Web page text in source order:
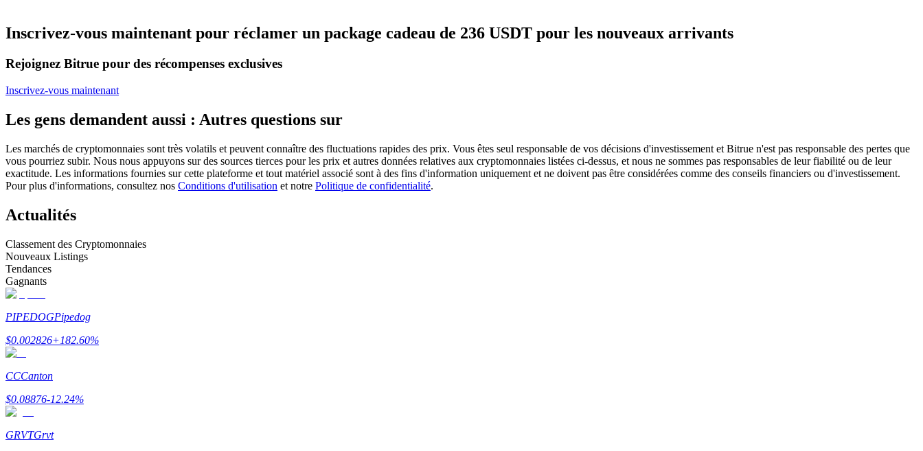
Futures USDC
Futures utilisant l'USDC comme garantie
Copie de Trading
Rejoignez les meilleurs traders
Inscrivez-vous maintenant pour réclamer un package cadeau de 236 USDT pour les nouveaux arrivants
Rejoignez Bitrue pour des récompenses exclusives
Inscrivez-vous maintenant
Les gens demandent aussi : Autres questions sur
Les marchés de cryptomonnaies sont très volatils et peuvent connaître des fluctuations rapides des prix. Vous êtes seul responsable de vos décisions d'investissement et Bitrue n'est pas responsable des pertes que
vous pourriez subir. Nous nous appuyons sur des sources tierces pour les prix et autres données relatives aux cryptomonnaies listées ci-dessus, et nous ne sommes pas responsables de leur fiabilité ou de leur
exactitude. Les informations fournies sur cette plateforme et tout matériel associé sont à des fins d'information uniquement et ne doivent pas être considérées comme des conseils financiers ou d'investissement.
Pour plus d'informations, consultez nos Conditions d'utilisation et notre Politique de confidentialité.
Actualités
Classement des Cryptomonnaies
Nouveaux Listings
Tendances
Gagnants
PIPEDOGPipedog
$0.002826+182.60%
CCCanton
$0.08876-12.24%
GRVTGrvt